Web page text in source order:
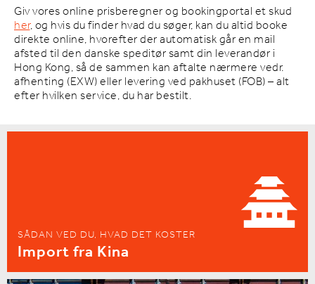
Giv vores online prisberegner og bookingportal et skud
her, og hvis du finder hvad du søger, kan du altid booke
direkte online, hvorefter der automatisk går en mail
afsted til den danske speditør samt din leverandør i
Hong Kong, så de sammen kan aftalte nærmere vedr.
afhenting (EXW) eller levering ved pakhuset (FOB) – alt
efter hvilken service, du har bestilt.
SÅDAN VED DU, HVAD DET KOSTER
Import fra Kina